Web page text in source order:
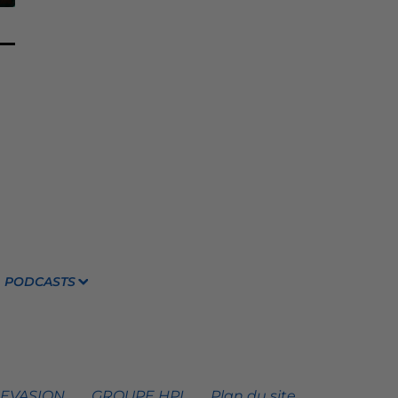
PODCASTS